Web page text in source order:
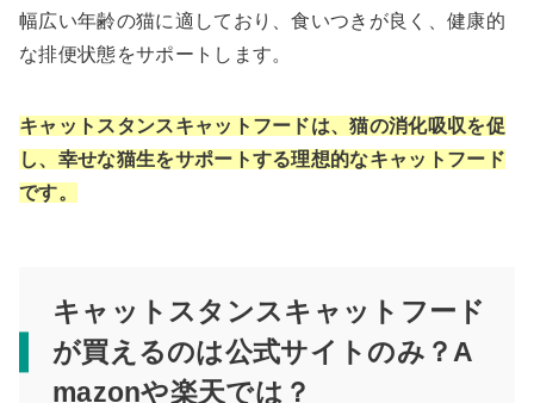
幅広い年齢の猫に適しており、食いつきが良く、健康的
な排便状態をサポートします。
キャットスタンスキャットフードは、猫の消化吸収を促
し、幸せな猫生をサポートする理想的なキャットフード
です。
キャットスタンスキャットフード
が買えるのは公式サイトのみ？A
mazonや楽天では？